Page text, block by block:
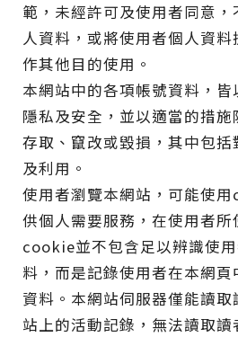
範，未經許可及使用者同意
人資料，或將使用者個人資
作其他目的使用。
本網站中的各項帳號資料，
隱私及安全，並以適當的措
存取、竄改或毀損，其中包
及利用。
使用者瀏覽本網站，可能使
供個人需要服務，在使用者
cookie並不包含足以辨識使
料，而是記錄使用者在本網
資料。本網站伺服器僅能讀
站上的活動記錄，無法讀取